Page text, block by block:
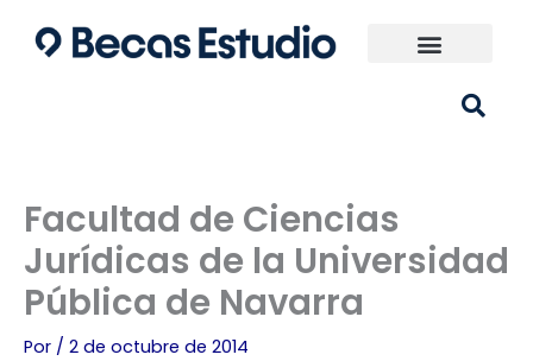
Facultad de Ciencias
Jurídicas de la Universidad
Pública de Navarra
Por / 2 de octubre de 2014